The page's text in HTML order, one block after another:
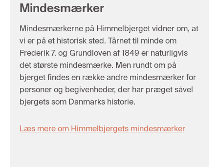
Mindesmærker
Mindesmærkerne på Himmelbjerget vidner om, at
vi er på et historisk sted. Tårnet til minde om
Frederik 7. og Grundloven af 1849 er naturligvis
det største mindesmærke. Men rundt om på
bjerget findes en række andre mindesmærker for
personer og begivenheder, der har præget såvel
bjergets som Danmarks historie.
Læs mere om Himmelbjergets mindesmærker